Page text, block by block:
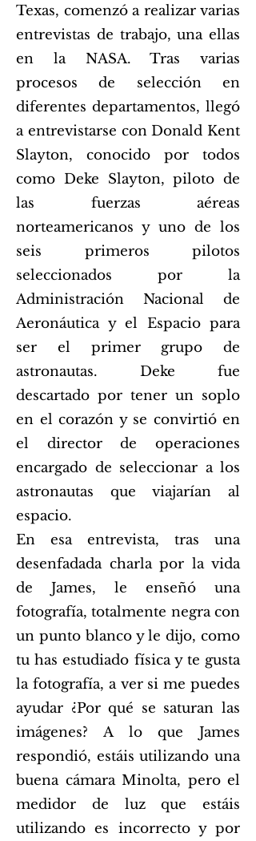
Texas, comenzó a realizar varias
entrevistas de trabajo, una ellas
en la NASA. Tras varias
procesos de selección en
diferentes departamentos, llegó
a entrevistarse con Donald Kent
Slayton, conocido por todos
como Deke Slayton, piloto de
las fuerzas aéreas
norteamericanos y uno de los
seis primeros pilotos
seleccionados por la
Administración Nacional de
Aeronáutica y el Espacio para
ser el primer grupo de
astronautas. Deke fue
descartado por tener un soplo
en el corazón y se convirtió en
el director de operaciones
encargado de seleccionar a los
astronautas que viajarían al
espacio.
En esa entrevista, tras una
desenfadada charla por la vida
de James, le enseñó una
fotografía, totalmente negra con
un punto blanco y le dijo, como
tu has estudiado física y te gusta
la fotografía, a ver si me puedes
ayudar ¿Por qué se saturan las
imágenes? A lo que James
respondió, estáis utilizando una
buena cámara Minolta, pero el
medidor de luz que estáis
utilizando es incorrecto y por